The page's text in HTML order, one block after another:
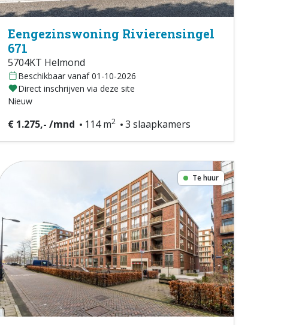
Eengezinswoning Rivierensingel
671
5704KT Helmond
Beschikbaar vanaf 01-10-2026
Direct inschrijven via deze site
Nieuw
€ 1.275,- /mnd 114 m2 3 slaapkamers
Te huur